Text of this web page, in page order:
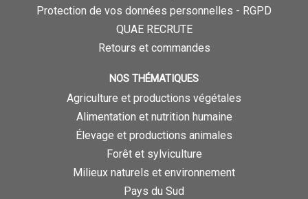
Protection de vos données personnelles - RGPD
QUAE RECRUTE
Retours et commandes
NOS THÉMATIQUES
Agriculture et productions végétales
Alimentation et nutrition humaine
Élevage et productions animales
Forêt et sylviculture
Milieux naturels et environnement
Pays du Sud